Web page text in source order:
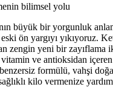
bilimsel yolu
büyük bir yorgunluk
ön yargıyı yıkıyoruz.
zengin yeni bir zayıflama
ve antioksidan içeren
formülü, vahşi
kilo vermenize